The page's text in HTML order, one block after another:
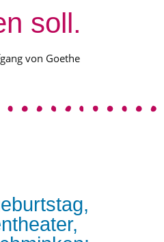
soll.
von Goethe